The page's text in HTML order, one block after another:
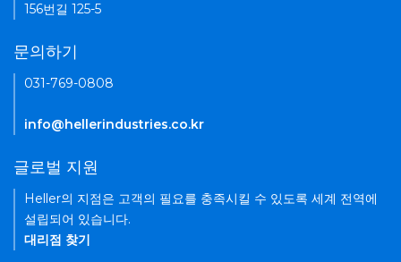
156번길 125-5
문의하기
031-769-0808
info@hellerindustries.co.kr
글로벌 지원
Heller의 지점은 고객의 필요를 충족시킬 수 있도록 세계 전역에
설립되어 있습니다.
대리점 찾기